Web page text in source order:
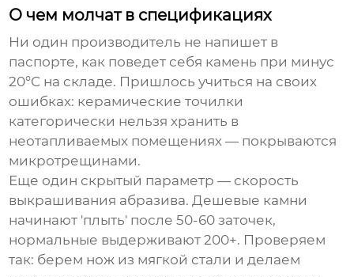
О чем молчат в спецификациях
Ни один производитель не напишет в
паспорте, как поведет себя камень при минус
20°C на складе. Пришлось учиться на своих
ошибках: керамические точилки
категорически нельзя хранить в
неотапливаемых помещениях — покрываются
микротрещинами.
Еще один скрытый параметр — скорость
выкрашивания абразива. Дешевые камни
начинают 'плыть' после 50-60 заточек,
нормальные выдерживают 200+. Проверяем
так: берем нож из мягкой стали и делаем